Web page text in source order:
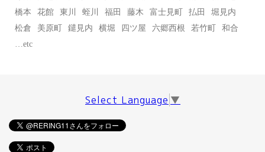
橋本
花館 東川 蛭川 福田 藤木 富士見町 払田
堀見内
松倉
美原町 鑓見内 横堀 四ツ屋 六郷西根 若竹町
和合
…etc
Select Language ▼